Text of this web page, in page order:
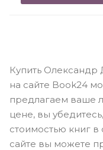
Купить
на сайте Book24
предлагаем ваше
цене, вы
стоимостью книг
сайте вы можете